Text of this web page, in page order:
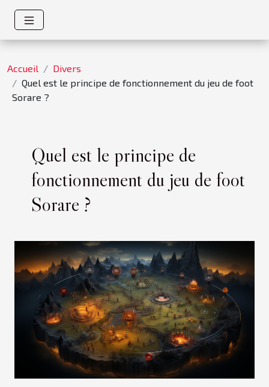
Accueil
Divers
Quel est le principe de fonctionnement du jeu de foot
Sorare ?
Quel est le principe de
fonctionnement du jeu de foot
Sorare ?